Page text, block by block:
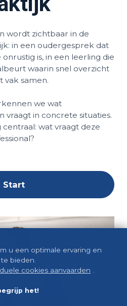
wordt zichtbaar in de
in een oudergesprek dat
is, in een leerling die
waarin snel overzicht
vak samen.
we wat
vraagt in concrete situaties.
centraal: wat vraagt deze
Start
u een optimale ervaring en
bieden.
cookies aanvaarden
het!